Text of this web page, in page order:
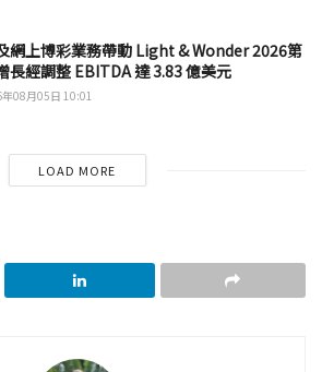
網上博彩業務帶動 Light & Wonder 2026第
長經調整 EBITDA 達 3.83 億美元
08月05日 10:01
LOAD MORE